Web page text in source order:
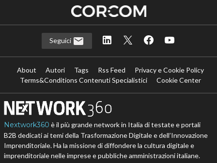
Seguici
About Autori Tags Rss Feed
Privacy e Cookie Policy
Terms&Conditions Contenuti Specialistici
Cookie Center
Nextwork360 è il più grande network in Italia di testate e portali
B2B dedicati ai temi della Trasformazione Digitale e dell’Innovazione
Imprenditoriale. Ha la missione di diffondere la cultura digitale e
imprenditoriale nelle imprese e pubbliche amministrazioni italiane.